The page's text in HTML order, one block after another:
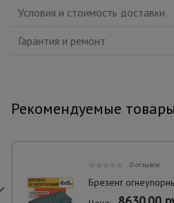
Условия и стоимость доставки
Гарантия и ремонт
Рекомендуемые товары
0 отзывов
Брезент